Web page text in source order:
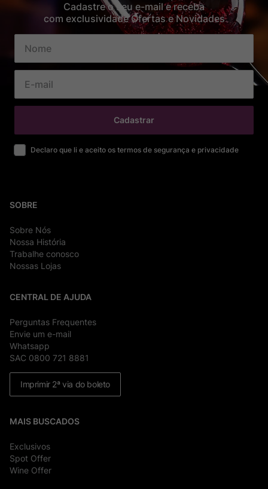
Cadastre o seu e-mail e receba
com exclusividade Ofertas e Novidades
Cadastrar
Declaro que li e aceito os termos de segurança e privacidade
SOBRE
Sobre Nós
Nossa História
Trabalhe conosco
Nossas Lojas
CENTRAL DE AJUDA
Perguntas Frequentes
Envie um e-mail
Whatsapp
SAC 0800 721 8881
Imprimir 2ª via do boleto
MAIS BUSCADOS
Exclusivos
Spot Offer
Wine Offer